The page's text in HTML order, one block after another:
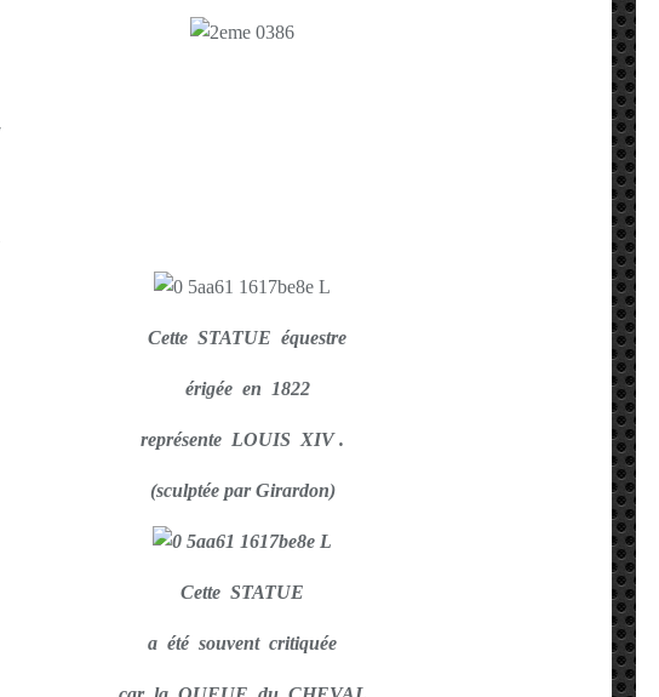
Cette STATUE équestre
érigée en 1822
représente LOUIS XIV .
(sculptée par Girardon)
Cette STATUE
a été souvent critiquée